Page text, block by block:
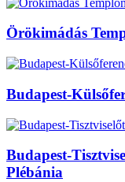
Örökimádás
Budapest-
Budapest-
Plébánia